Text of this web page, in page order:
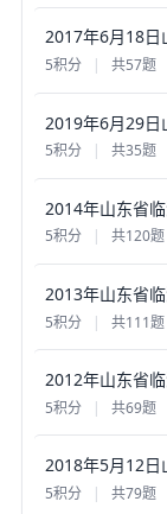
5积分 | 共57题
5积分 | 共35题
5积分 | 共120题
5积分 | 共111题
5积分 | 共69题
5积分 | 共79题